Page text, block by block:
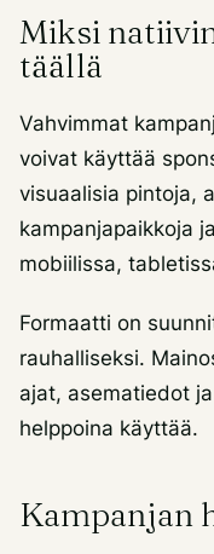
Miksi
täällä
Vahvimmat
voivat käyttää
visuaalisia pintoja,
kampanjapaikkoja
mobiilissa,
Formaatti on
rauhalliseksi.
ajat, asematiedot
helppoina käyttää.
Kampanjan